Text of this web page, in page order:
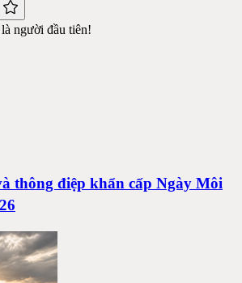
người đầu tiên!
thông điệp khẩn cấp Ngày Môi